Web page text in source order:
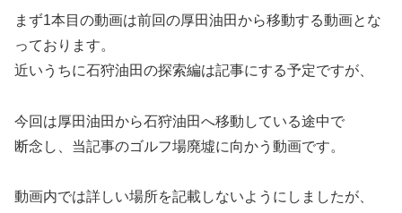
まず1本目の動画は前回の厚田油田から移動する動画とな
っております。
近いうちに石狩油田の探索編は記事にする予定ですが、
今回は厚田油田から石狩油田へ移動している途中で
断念し、当記事のゴルフ場廃墟に向かう動画です。
動画内では詳しい場所を記載しないようにしましたが、